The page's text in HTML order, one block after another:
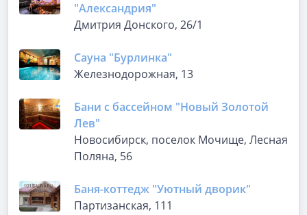
"Александрия"
Дмитрия Донского, 26/1
Сауна "Бурлинка"
Железнодорожная, 13
Бани с бассейном "Новый Золотой
Лев"
Новосибирск, поселок Мочище, Лесная
Поляна, 56
Баня-коттедж "Уютный дворик"
Партизанская, 111